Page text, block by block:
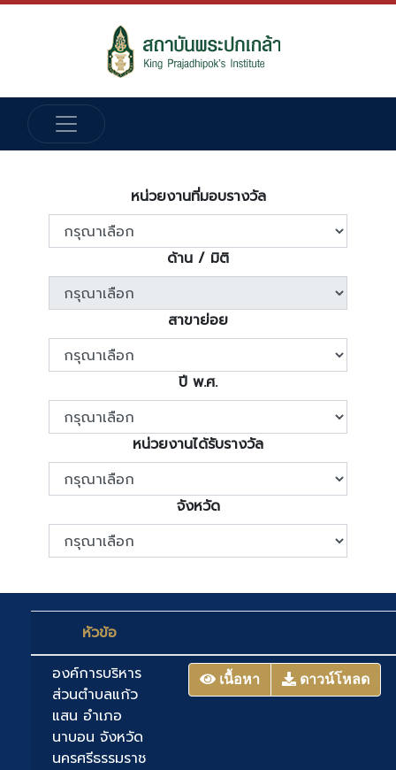
หน่วยงานที่มอบรางวัล
ด้าน / มิติ
สาขาย่อย
ปี พ.ศ.
หน่วยงานได้รับรางวัล
จังหวัด
หัวข้อ
องค์การบริหาร
ส่วนตำบลแก้ว
แสน อำเภอ
นาบอน จังหวัด
นครศรีธรรมราช
เนื้อหา ดาวน์โหลด